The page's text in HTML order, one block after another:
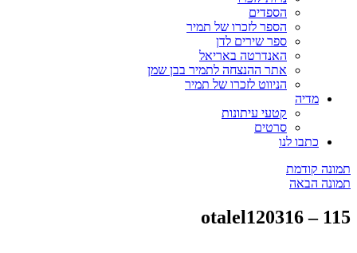
הספדים
הספר לזכרו של תמיר
ספר שירים לדן
האנדרטה באריאל
אתר ההנצחה לתמיר בבן שמן
הניווט לזכרו של תמיר
מדיה
קטעי עיתונות
סרטים
כתבו לנו
תמונה קודמת
תמונה הבאה
otalel120316 – 115